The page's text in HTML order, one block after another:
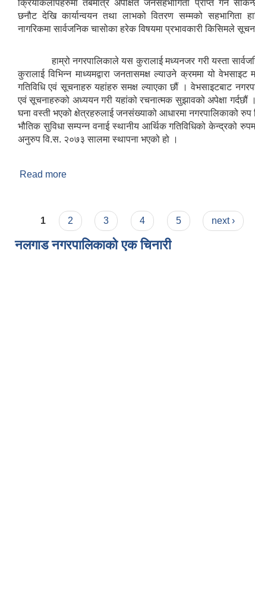
क्रियाकलापहरुमा तबमात्र अपेक्षित जनसहभागिता प्राप्त गर्न
छनौट देखि कार्यान्वयन तथा लाभको वितरण सम्मको सहभागिता
नागरिकमा सार्वजनिक चासोका हरेक विषयमा प्रभावकारी किसिमले
हाम्रो नगरपालिकाले यस कुरालाई मध्यनजर गरी यस्ता
कुरालाई विभिन्न माध्यमद्वारा जनतासमक्ष ल्याउने क्रममा यो
गतिविधि एवं सूचनाहरु यहांहरु समक्ष ल्याएका छौं । वेभसाइटबाट
एवं सूचनाहरुको अध्ययन गरी यहांको रचनात्मक सुझावको अपेक्षा गर्दछौं
घना वस्ती भएको क्षेत्रहरुलाई जनसंख्याको आधारमा नगरपालिकाको रुप
भौतिक सुविधा सम्पन्न वनाई स्थानीय आर्थिक गतिविधिको केन्द्रको
अनुरुप वि.स. २०७३ सालमा स्थापना भएको हो ।
Read more
Pages
1 2 3 4 5 next ›
नलगाड नगरपालिकाको एक चिनारी